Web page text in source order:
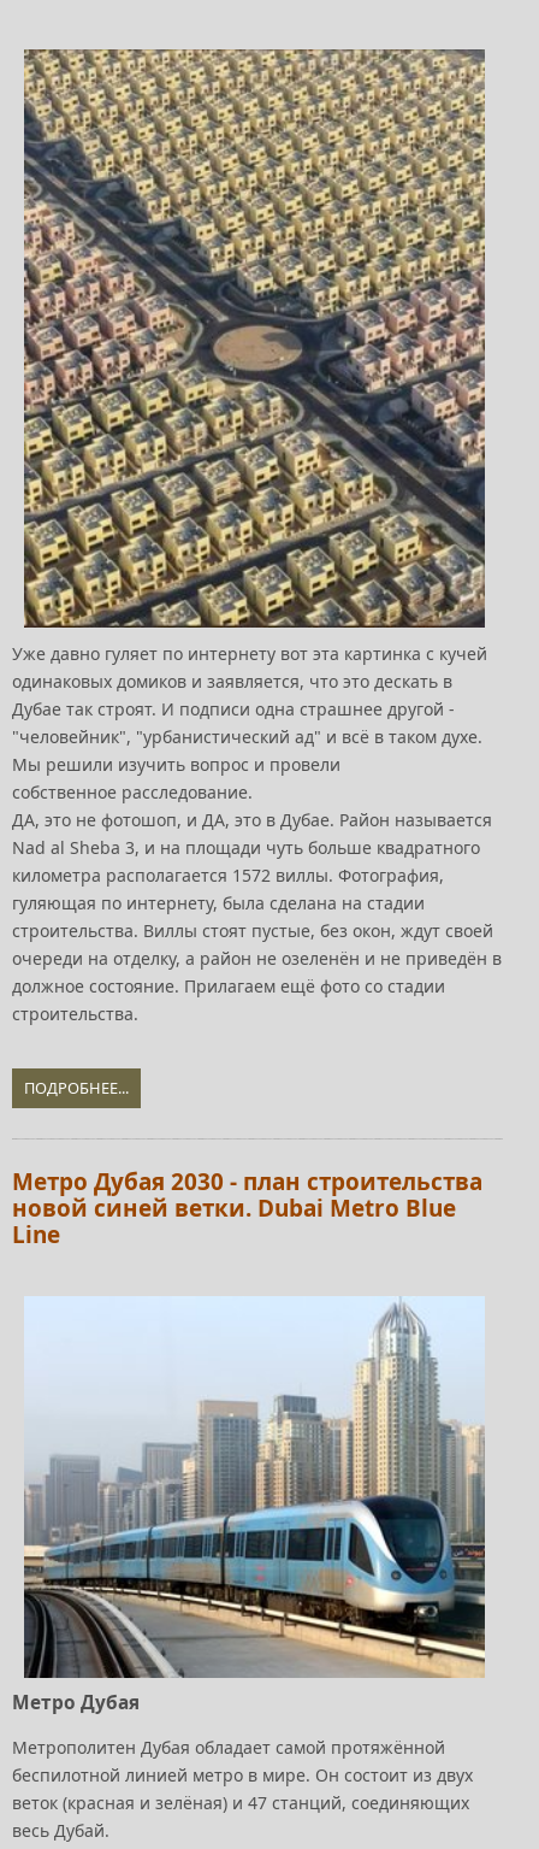
Уже давно гуляет по интернету вот эта картинка с кучей
одинаковых домиков и заявляется, что это дескать в
Дубае так строят. И подписи одна страшнее другой -
"человейник", "урбанистический ад" и всё в таком духе.
Мы решили изучить вопрос и провели
собственное расследование.
ДА, это не фотошоп, и ДА, это в Дубае. Район называется
Nad al Sheba 3, и на площади чуть больше квадратного
километра располагается 1572 виллы. Фотография,
гуляющая по интернету, была сделана на стадии
строительства. Виллы стоят пустые, без окон, ждут своей
очереди на отделку, а район не озеленён и не приведён в
должное состояние. Прилагаем ещё фото со стадии
строительства.
ПОДРОБНЕЕ...
Метро Дубая 2030 - план строительства
новой синей ветки. Dubai Metro Blue
Line
Метро Дубая
Метрополитен Дубая обладает самой протяжённой
беспилотной линией метро в мире. Он состоит из двух
веток (красная и зелёная) и 47 станций, соединяющих
весь Дубай.